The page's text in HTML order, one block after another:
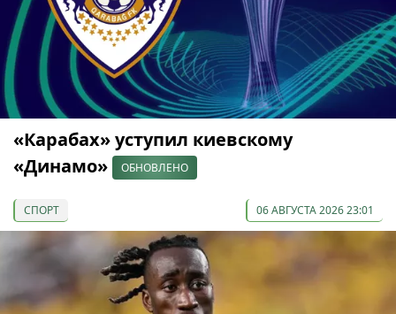
«Карабах» уступил киевскому
«Динамо»
ОБНОВЛЕНО
СПОРТ 06 АВГУСТА 2026 23:01